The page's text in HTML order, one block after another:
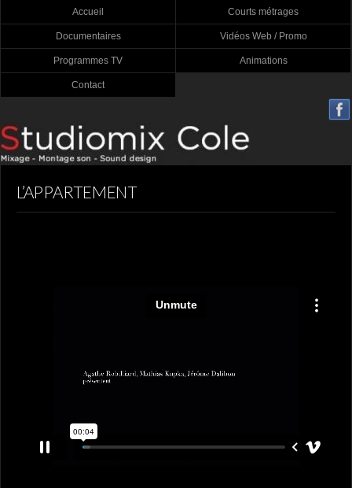
Accueil Courts métrages
Documentaires Vidéos Web / Promo
Programmes TV Animations
Contact
L’APPARTEMENT